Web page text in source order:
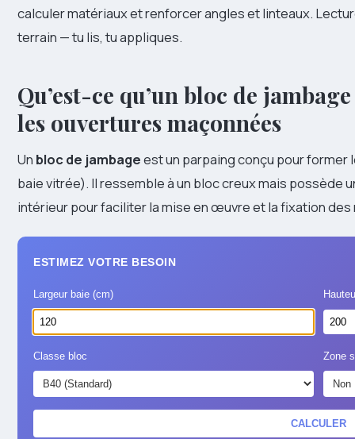
calculer matériaux et renforcer angles et linteaux.
terrain — tu lis, tu appliques.
Qu’est-ce qu’un bloc de
les ouvertures maçonnées
Un bloc de jambageest un parpaing conçu pour
baie vitrée). Il ressemble à un bloc creux mais
intérieur pour faciliter la mise en œuvre et la fixation
ESTIMEZ VOTRE BESOIN
Largeur baie (cm)
Classe bloc Zone
CALCULER